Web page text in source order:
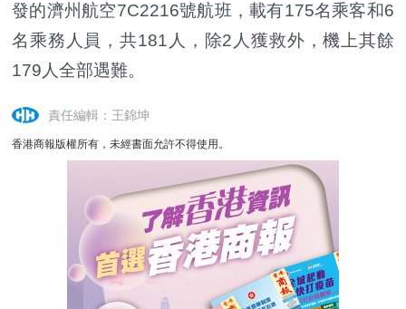
發的濟州航空7C2216號航班，載有175名乘客和6
名乘務人員，共181人，除2人獲救外，機上其餘
179人全部遇難。
責任編輯：王錦坤
香港商報版權所有，未經書面允許不得使用。